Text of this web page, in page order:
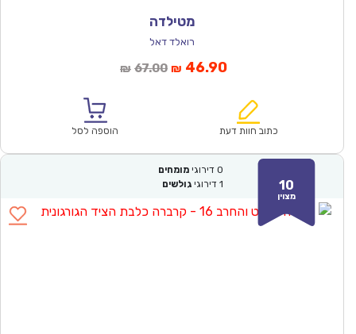
מטילדה
רואלד דאל
₪ 67.00המחיר
₪67.00.
₪ 46.90
הוא:
כתוב חוות דעת הוספה לסל
דירוגימומחים
גולשים